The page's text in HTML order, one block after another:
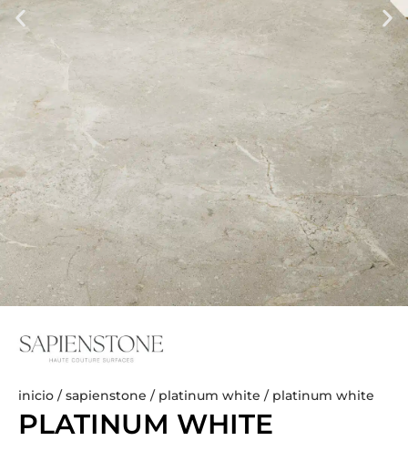
inicio / sapienstone / platinum white / platinum white
PLATINUM WHITE